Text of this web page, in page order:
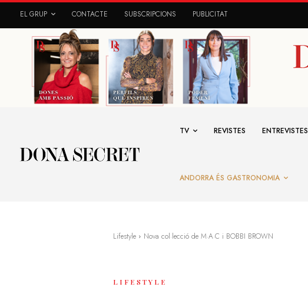
EL GRUP CONTACTE SUBSCRIPCIONS PUBLICITAT
TV REVISTES ENTREVISTES
ANDORRA ÉS GASTRONOMIA
Lifestyle Nova col·lecció de M·A·C i BOBBI BROWN
LIFESTYLE